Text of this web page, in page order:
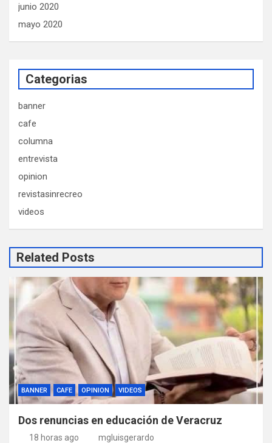
junio 2020
mayo 2020
Categorias
banner
cafe
columna
entrevista
opinion
revistasinrecreo
videos
Related Posts
BANNER CAFE OPINION VIDEOS
Dos renuncias en educación de Veracruz
18 horas ago mgluisgerardo